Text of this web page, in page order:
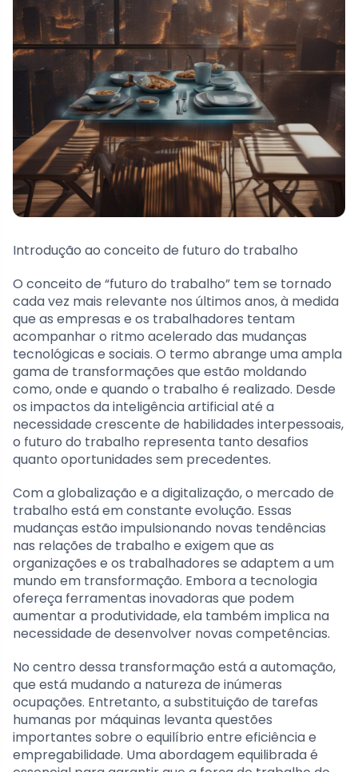
Introdução ao conceito de futuro do trabalho
O conceito de “futuro do trabalho” tem se tornado
cada vez mais relevante nos últimos anos, à medida
que as empresas e os trabalhadores tentam
acompanhar o ritmo acelerado das mudanças
tecnológicas e sociais. O termo abrange uma ampla
gama de transformações que estão moldando
como, onde e quando o trabalho é realizado. Desde
os impactos da inteligência artificial até a
necessidade crescente de habilidades interpessoais,
o futuro do trabalho representa tanto desafios
quanto oportunidades sem precedentes.
Com a globalização e a digitalização, o mercado de
trabalho está em constante evolução. Essas
mudanças estão impulsionando novas tendências
nas relações de trabalho e exigem que as
organizações e os trabalhadores se adaptem a um
mundo em transformação. Embora a tecnologia
ofereça ferramentas inovadoras que podem
aumentar a produtividade, ela também implica na
necessidade de desenvolver novas competências.
No centro dessa transformação está a automação,
que está mudando a natureza de inúmeras
ocupações. Entretanto, a substituição de tarefas
humanas por máquinas levanta questões
importantes sobre o equilíbrio entre eficiência e
empregabilidade. Uma abordagem equilibrada é